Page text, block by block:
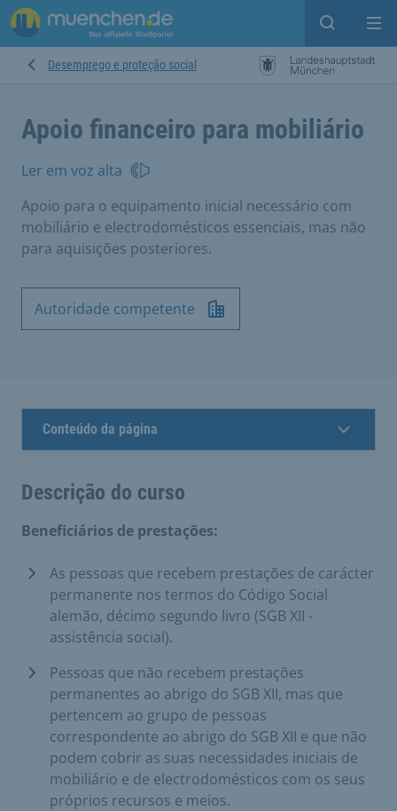
Open
Desemprego e proteção social
Apoio financeiro para mobiliário
Ler em voz alta
Apoio para o equipamento inicial necessário com
mobiliário e electrodomésticos essenciais, mas não
para aquisições posteriores.
Autoridade competente
Conteúdo da página
Descrição do curso
Beneficiários de prestações:
As pessoas que recebem prestações de carácter
permanente nos termos do Código Social
alemão, décimo segundo livro (SGB XII -
assistência social).
Pessoas que não recebem prestações
permanentes ao abrigo do SGB XII, mas que
pertencem ao grupo de pessoas
correspondente ao abrigo do SGB XII e que não
podem cobrir as suas necessidades iniciais de
mobiliário e de electrodomésticos com os seus
próprios recursos e meios.